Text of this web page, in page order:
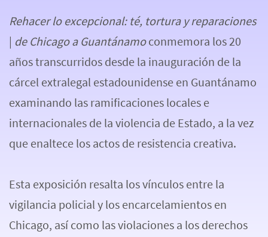
Rehacer lo excepcional: té, tortura y reparaciones
| de Chicago a Guantánamoconmemora los 20
años transcurridos desde la inauguración de la
cárcel extralegal estadounidense en Guantánamo
examinando las ramificaciones locales e
internacionales de la violencia de Estado, a la vez
que enaltece los actos de resistencia creativa.
Esta exposición resalta los vínculos entre la
vigilancia policial y los encarcelamientos en
Chicago, así como las violaciones a los derechos